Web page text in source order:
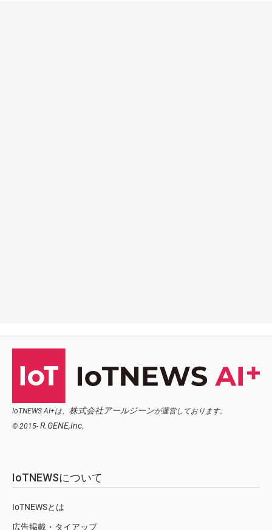
IoTNEWS AI+は、 株式会社アールジーンが運営しております。
© 2015- R.GENE,Inc.
IoTNEWSについて
IoTNEWSとは
広告掲載・タイアップ